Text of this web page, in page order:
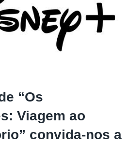
“Os
Viagem ao
convida-nos a